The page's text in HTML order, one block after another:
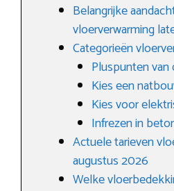
Belangrijke
vloerverwarming
Categorieën
Pluspunten
Kies een
Kies voor
Infrezen in
Actuele tarieven
augustus 2026
Welke